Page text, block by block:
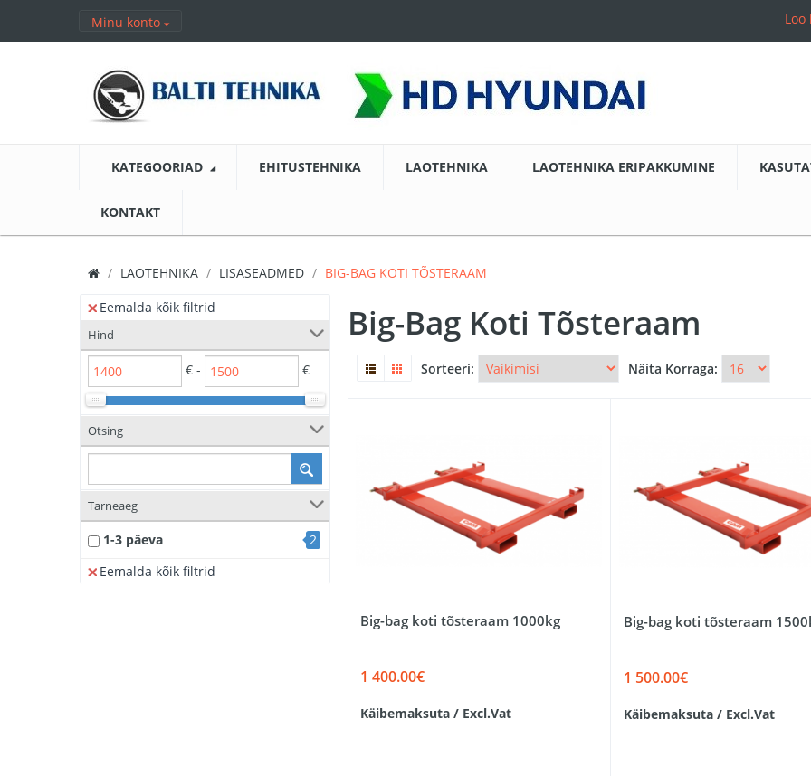
Minu konto Loo
KATEGOORIAD EHITUSTEHNIKA LAOTEHNIKA LAOTEHNIKA ERIPAKKUMINE
KONTAKT
LAOTEHNIKA LISASEADMED
BIG-BAG KOTI TÕSTERAAM
Eemalda kõik filtrid
Hind
€ - €
Otsing
Tarneaeg
1-3 päeva
2
Eemalda kõik filtrid
Big-Bag Koti Tõsteraam
Sorteeri: Näita Korraga:
Big-bag koti tõsteraam 1000kg
1 400.00€
Käibemaksuta / Excl.Vat
Big-bag koti tõsteraam
1 500.00€
Käibemaksuta / Excl.Vat